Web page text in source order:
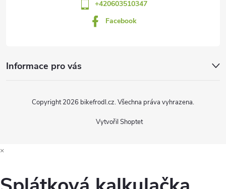
+420603510347
Facebook
Informace pro vás
Vytvořil Shoptet
Copyright 2026 bikefrodl.cz. Všechna práva vyhrazena.
×